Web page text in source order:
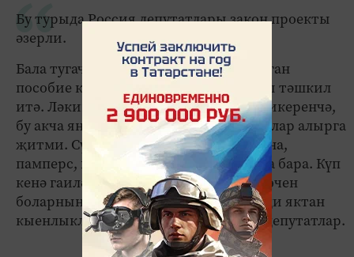
Бу турыда Россия депутатлары закон проекты
әзерли.
Бала тугач та, бер тапкыр бирелә торган
пособие күләме 2023 елда 22 909 сумны тәшкил
итә. Ләкин инициатива авторлары фикеренчә,
бу акча яңа туган сабыйга кирәк-яраклар алырга
җитми. Сүз бала арбасы, карават, ванна,
памперс, кием һәм башкалар турында бара. Күп
кенә гаиләләр, бигрәк тә студентлар өчен
боларның барысын да сатып алу матди яктан
кыенлыклар тудырырга мөмкин, ди депутатлар.